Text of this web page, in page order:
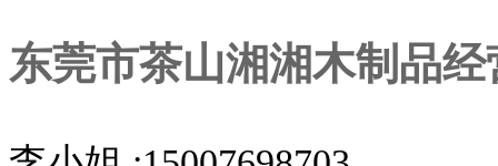
东莞市茶山湘湘木制品经